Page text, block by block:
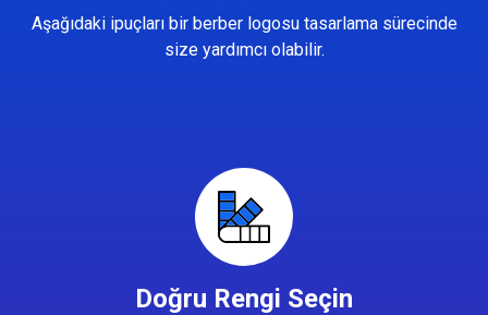
Aşağıdaki ipuçları bir berber logosu tasarlama sürecinde
size yardımcı olabilir.
Doğru Rengi Seçin